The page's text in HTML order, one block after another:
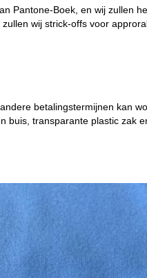
Pantone-Boek, en wij zullen
wij strick-offs voor
betalingstermijnen kan
buis, transparante plastic zak